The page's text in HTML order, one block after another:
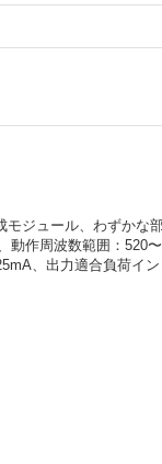
モジュール、わずかな
動作周波数範囲：520
、出力適合負荷イ